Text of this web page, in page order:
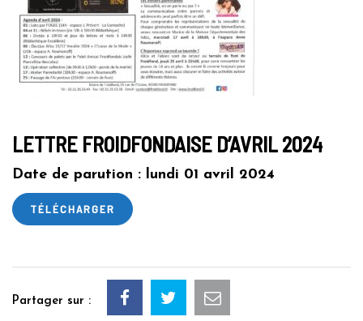
LETTRE FROIDFONDAISE D’AVRIL 2024
Date de parution : lundi 01 avril 2024
TÉLÉCHARGER
Partager sur :